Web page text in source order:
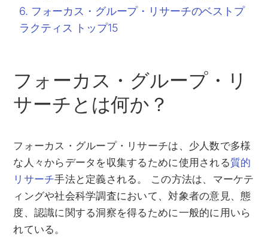
フォーカス・グループ・リサーチのベストプ
ラクティス トップ15
フォーカス・グループ・リ
サーチとは何か？
フォーカス・グループ・リサーチは、少人数で多様
な人々からデータを収集するために使用される質的
リサーチ手法と定義される。 この方法は、マーケテ
ィングや社会科学調査において、対象者の意見、態
度、認識に関する洞察を得るために一般的に用いら
れている。